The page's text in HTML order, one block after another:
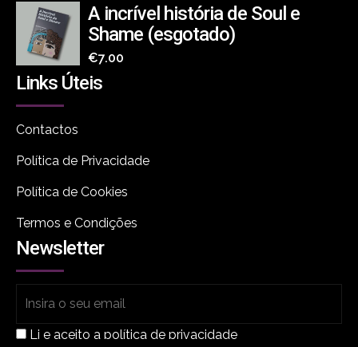
A incrível história de Soul e
Shame (esgotado)
€7.00
Links Úteis
Contactos
Política de Privacidade
Política de Cookies
Termos e Condições
Newsletter
Li e aceito a política de privacidade